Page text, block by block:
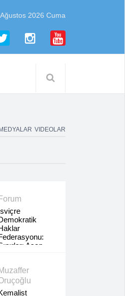
2026 Cuma
MEDYALAR VIDEOLAR
Forum
Aşan
Ve